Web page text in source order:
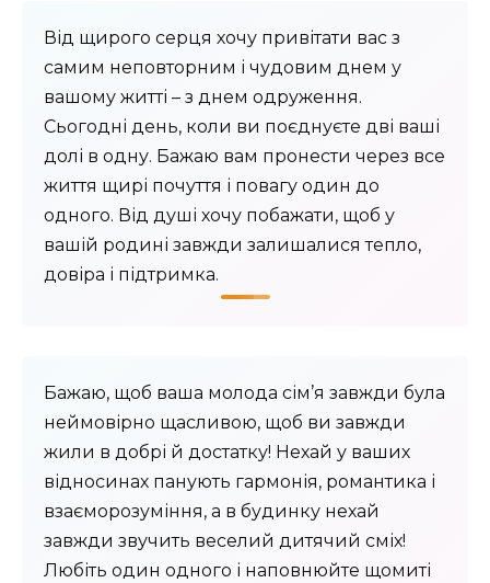
Від щирого серця хочу привітати вас з
самим неповторним і чудовим днем ​​у
вашому житті – з днем ​​одруження.
Сьогодні день, коли ви поєднуєте дві ваші
долі в одну. Бажаю вам пронести через все
життя щирі почуття і повагу один до
одного. Від душі хочу побажати, щоб у
вашій родині завжди залишалися тепло,
довіра і підтримка.
Бажаю, щоб ваша молода сім’я завжди була
неймовірно щасливою, щоб ви завжди
жили в добрі й достатку! Нехай у ваших
відносинах панують гармонія, романтика і
взаєморозуміння, а в будинку нехай
завжди звучить веселий дитячий сміх!
Любіть один одного і наповнюйте щомиті